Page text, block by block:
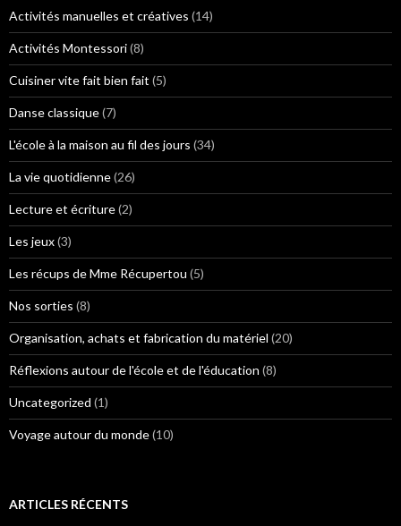
h
e
r
:
Activités manuelles et créatives (14)
Activités Montessori(8)
Cuisiner vite fait bien fait (5)
Danse classique(7)
L'école à la maison au fil des jours (34)
La vie quotidienne(26)
Lecture et écriture(2)
Les jeux(3)
Les récups de Mme Récupertou (5)
Nos sorties (8)
Organisation, achats et fabrication du matériel (20)
Réflexions autour de l'école et de l'éducation (8)
Uncategorized (1)
Voyage autour du monde(10)
ARTICLES RÉCENTS